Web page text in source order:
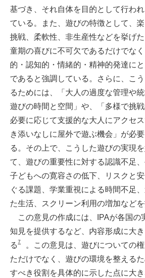
基づき、それ自体を目的として行わ
ている。また、遊びの特徴として、楽
挑戦、柔軟性、非生産性などを挙げ
童期の喜びに不可欠であるだけでな
的・認知的・情緒的・精神的発達に
であると強調している。さらに、こ
るためには、「大人の過度な管理や
遊びの時間と空間」や、「多様で挑戦
必要に応じて支援的な大人にアクセ
き添いなしに屋外で遊ぶ機会」が必
る。その上で、こうした遊びの実現
て、遊びの重要性に対する認識不足
子どもへの寛容さの低下、リスクと
ぐる課題、学業重視による時間不足
た生活、スクリーン利用の増加などを
この意見の作成には、IPAが各国の
知見を提供するなど、内容形成に大
る7
。この意見は、遊びについての
ただけでなく、遊びの環境を整える
すべき役割を具体的に示した点に大